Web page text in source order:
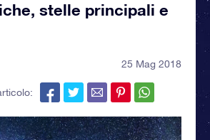
stelle principali e
25 Mag 2018